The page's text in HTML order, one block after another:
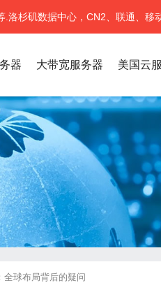
杉矶数据中心，CN2、联通、移
器 大带宽服务器 美国云
全球布局背后的疑问